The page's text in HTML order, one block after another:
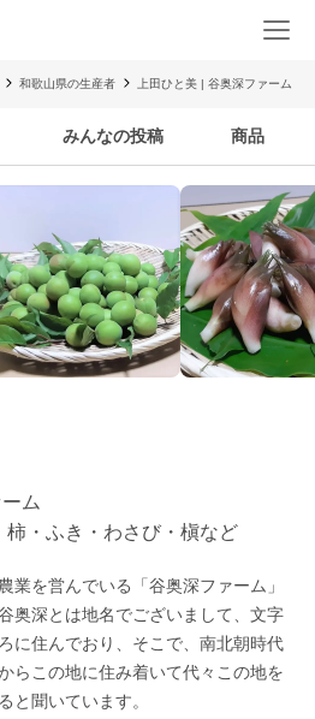
和歌山県の生産者 上田ひと美 | 谷奥深ファーム
みんなの投稿 商品
ム
・ふき・わさび・槇など
を営んでいる「谷奥深ファーム」
奥深とは地名でございまして、文字
に住んでおり、そこで、南北朝時代
らこの地に住み着いて代々この地を
と聞いています。